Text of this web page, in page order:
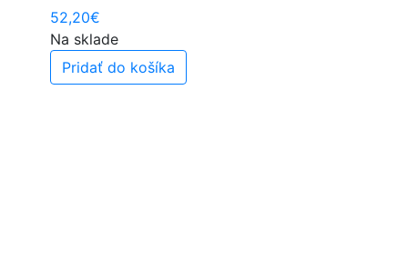
52,20€
Na sklade
Pridať do košíka